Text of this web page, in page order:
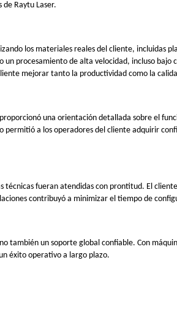
Raytu Laser.
los materiales reales del cliente, incluidas
procesamiento de alta velocidad, incluso
mejorar tanto la productividad como la
una orientación detallada sobre el
a los operadores del cliente adquirir
fueran atendidas con prontitud. El
contribuyó a minimizar el tiempo de
un soporte global confiable. Con
éxito operativo a largo plazo.